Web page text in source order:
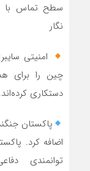
سطح تماس با
نگار
امنیتی
چین را برای
دستکاری
پاکستان
اضافه کرد.
توانمندی